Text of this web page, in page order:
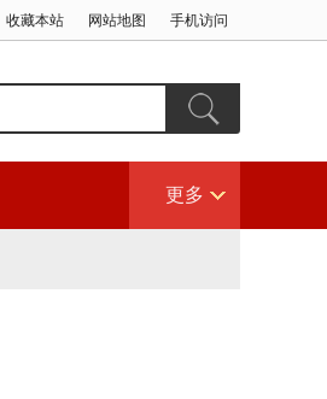
收藏本站 网站地图 手机访问
更多